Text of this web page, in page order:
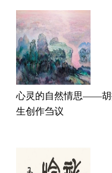
心灵的自然情思——胡
生创作刍议